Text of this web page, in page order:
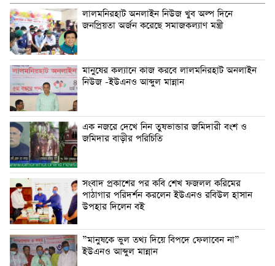
লালমনিরহাট অনলাইন নিউজ খুব অল্প দিনে
জনপ্রিয়তা অর্জন করেছে সমাজকল্যাণ মন্ত্রী
মানুষের কল্যানে কাজ করবে লালমনিরহাট অনলাইন
নিউজ -ইউএনও আব্দুল মান্নান
এক নজরে দেখে নিন তুষভান্ডার জমিদারী বংশ ও
জমিদার বাড়ীর পরিচিতি
সংবাদ প্রকাশের পর কবি শেখ ফজলল করিমের
পাঠাগার পরিদর্শন করলেন ইউএনও রবিউল হাসান
উপহার দিলেন বই
”মানুষকে ভুল তথ্য দিয়ে বিপদে ফেলাবেন না”
ইউএনও আব্দুল মান্নান